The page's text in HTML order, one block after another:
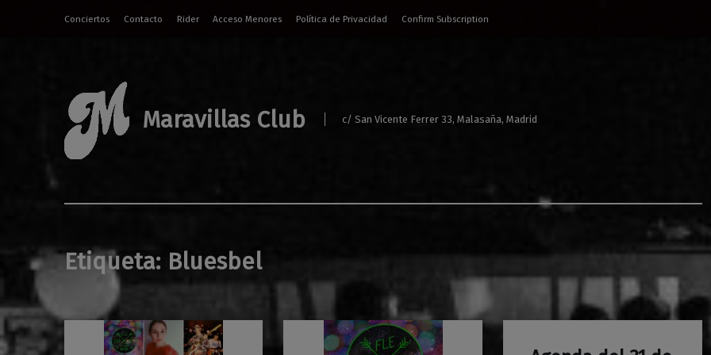
Conciertos Contacto Rider Acceso Menores Política de Privacidad Confirm Subscription
Maravillas Club c/ San Vicente Ferrer 33, Malasaña, Madrid
Etiqueta: Bluesbel